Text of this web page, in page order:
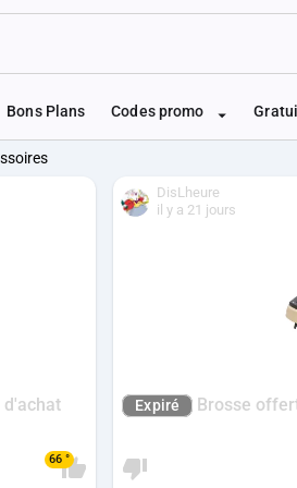
Bons Plans Codes promo
66 °
DisLheure
il y a 21 jours
Expiré Brosse offerte